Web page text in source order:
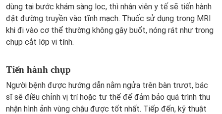
dùng tại bước khám sàng lọc, thì nhân viên y tế sẽ tiến hành
đặt đường truyền vào tĩnh mạch. Thuốc sử dụng trong MRI
khi đi vào cơ thể thường không gây buốt, nóng rát như trong
chụp cắt lớp vi tính.
Tiến hành chụp
Người bệnh được hướng dẫn nằm ngửa trên bàn trượt, bác
sĩ sẽ điều chỉnh vị trí hoặc tư thế để đảm bảo quá trình thu
nhận hình ảnh vùng chậu được tốt nhất. Tiếp đến, kỹ thuật